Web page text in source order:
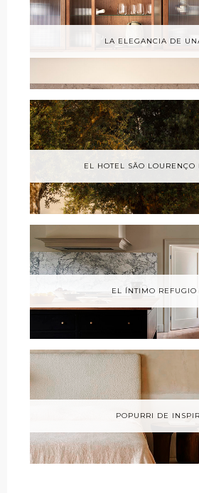
LA ELEGANCIA DE
EL HOTEL SÃO LOURENÇO
EL ÍNTIMO REFUGIO
POPURRI DE